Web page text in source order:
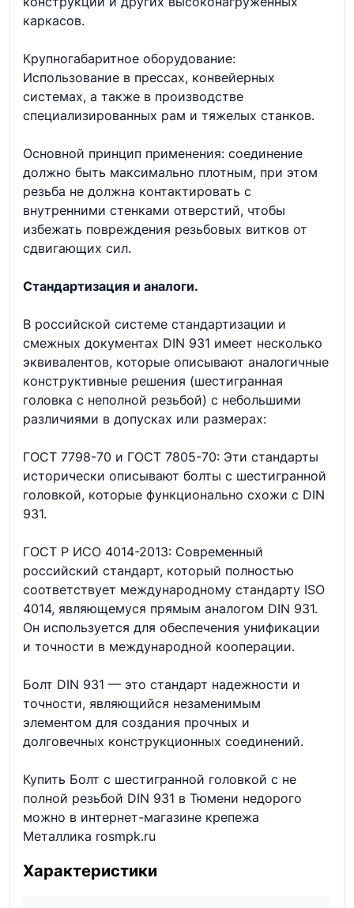
каркасов.
Крупногабаритное оборудование:
Использование в прессах, конвейерных
системах, а также в производстве
специализированных рам и тяжелых станков.
Основной принцип применения: соединение
должно быть максимально плотным, при этом
резьба не должна контактировать с
внутренними стенками отверстий, чтобы
избежать повреждения резьбовых витков от
сдвигающих сил.
Стандартизация и аналоги.
В российской системе стандартизации и
смежных документах DIN 931 имеет несколько
эквивалентов, которые описывают аналогичные
конструктивные решения (шестигранная
головка с неполной резьбой) с небольшими
различиями в допусках или размерах:
ГОСТ 7798-70 и ГОСТ 7805-70: Эти стандарты
исторически описывают болты с шестигранной
головкой, которые функционально схожи с DIN
931.
ГОСТ Р ИСО 4014-2013: Современный
российский стандарт, который полностью
соответствует международному стандарту ISO
4014, являющемуся прямым аналогом DIN 931.
Он используется для обеспечения унификации
и точности в международной кооперации.
Болт DIN 931 — это стандарт надежности и
точности, являющийся незаменимым
элементом для создания прочных и
долговечных конструкционных соединений.
Купить Болт с шестигранной головкой с не
полной резьбой DIN 931 в Тюмени недорого
можно в интернет-магазине крепежа
Металлика rosmpk.ru
Характеристики